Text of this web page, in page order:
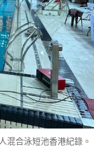
混合泳短池香港紀錄。